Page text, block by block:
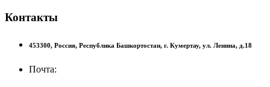
Контакты
453300, Россия, Республика Башкортостан, г. Кумертау, ул. Ленина, д.18
Почта: